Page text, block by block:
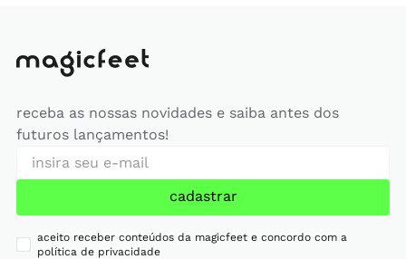
receba as nossas novidades e saiba antes dos
futuros lançamentos!
cadastrar
aceito receber conteúdos da magicfeet e concordo com a
política de privacidade